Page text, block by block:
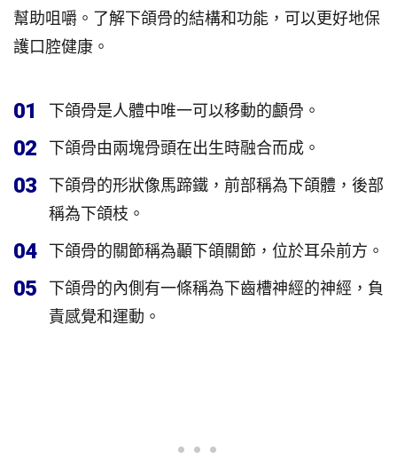
幫助咀嚼。了解下頜骨的結構和功能，可以更好地保
護口腔健康。
01 下頜骨是人體中唯一可以移動的顱骨。
02 下頜骨由兩塊骨頭在出生時融合而成。
03
下頜骨的形狀像馬蹄鐵，前部稱為下頜體，後部
稱為下頜枝。
04 下頜骨的關節稱為顳下頜關節，位於耳朵前方。
05
下頜骨的內側有一條稱為下齒槽神經的神經，負
責感覺和運動。